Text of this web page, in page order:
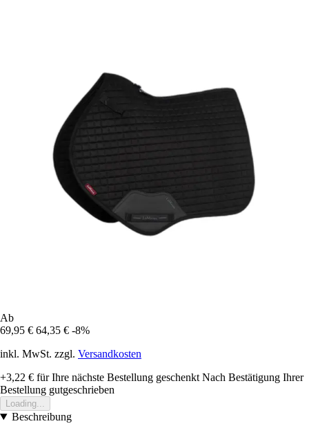
Ab
69,95 € 64,35 € -8%
inkl. MwSt. zzgl. Versandkosten
+3,22 € für Ihre nächste Bestellung geschenkt Nach Bestätigung Ihrer
Bestellung gutgeschrieben
Loading...
Beschreibung